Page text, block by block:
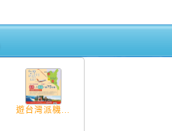
遊台灣派機...